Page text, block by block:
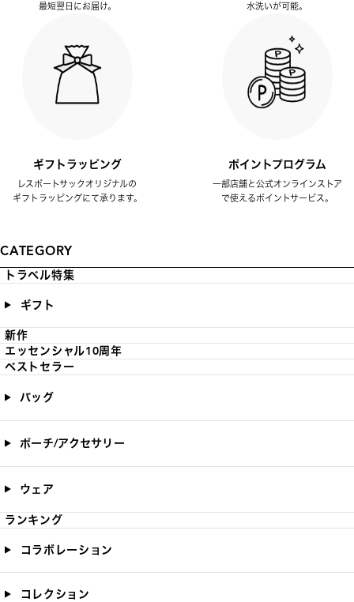
最短翌日にお届け。
水洗いが可能。
ギフトラッピング
レスポートサックオリジナルの
ギフトラッピングにて承ります。
ポイントプログラム
一部店舗と公式オンラインストア
で使えるポイントサービス。
CATEGORY
トラベル特集
ギフト
新作
エッセンシャル10周年
ベストセラー
バッグ
ポーチ/アクセサリー
ウェア
ランキング
コラボレーション
コレクション